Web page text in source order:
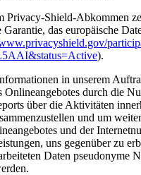
Privacy-Shield-Abkommen
das europäische
).
in unserem
Onlineangebotes durch die
über die Aktivitäten
und um
und der
uns gegenüber zu
Daten pseudonyme